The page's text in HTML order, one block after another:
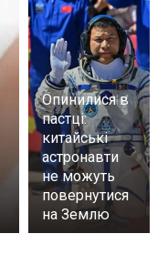
Опинилися в
пастці:
китайські
астронавти
не можуть
повернутися
на Землю